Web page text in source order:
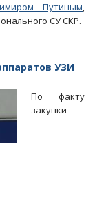
Путиным,
СУ СКР.
УЗИ
По факту
закупки